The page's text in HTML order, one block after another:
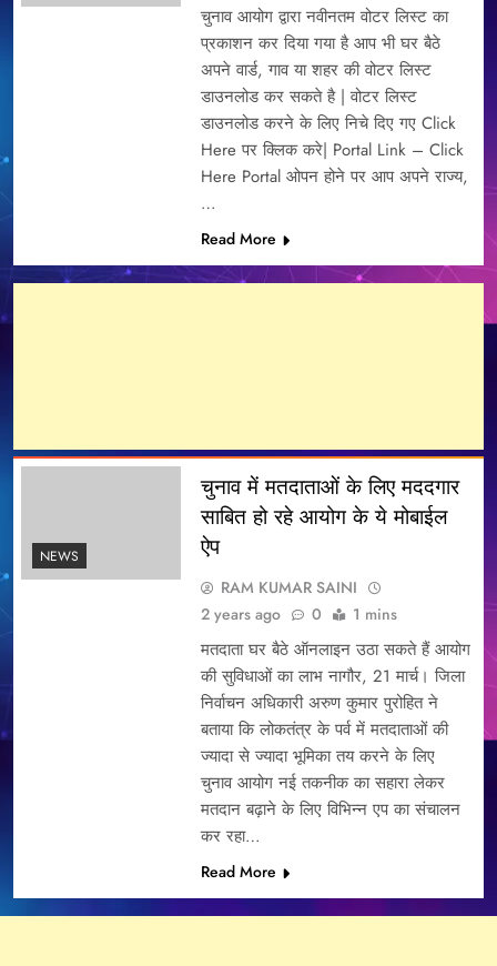
चुनाव आयोग द्वारा नवीनतम वोटर लिस्ट का
प्रकाशन कर दिया गया है आप भी घर बैठे
अपने वार्ड, गाव या शहर की वोटर लिस्ट
डाउनलोड कर सकते है | वोटर लिस्ट
डाउनलोड करने के लिए निचे दिए गए Click
Here पर क्लिक करे| Portal Link – Click
Here Portal ओपन होने पर आप अपने राज्य,
…
Read More
NEWS
चुनाव में मतदाताओं के लिए मददगार
साबित हो रहे आयोग के ये मोबाईल
ऐप
RAM KUMAR SAINI
2 years ago
0 1 mins
मतदाता घर बैठे ऑनलाइन उठा सकते हैं आयोग
की सुविधाओं का लाभ नागौर, 21 मार्च। जिला
निर्वाचन अधिकारी अरुण कुमार पुरोहित ने
बताया कि लोकतंत्र के पर्व में मतदाताओं की
ज्यादा से ज्यादा भूमिका तय करने के लिए
चुनाव आयोग नई तकनीक का सहारा लेकर
मतदान बढ़ाने के लिए विभिन्न एप का संचालन
कर रहा…
Read More